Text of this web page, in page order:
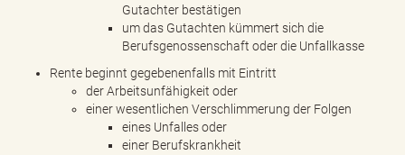
Gutachter bestätigen
um das Gutachten kümmert sich die
Berufsgenossenschaft oder die Unfallkasse
Rente beginnt gegebenenfalls mit Eintritt
der Arbeitsunfähigkeit oder
einer wesentlichen Verschlimmerung der Folgen
eines Unfalles oder
einer Berufskrankheit